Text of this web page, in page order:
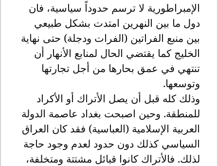
الإمبراطورية لا ترسم حدوداً سياسية، فان
دول ما بين النهرين امتدت بشكل طبيعي
بين منبع الفراتين (الفرات ودجلة) حتى نهاية
الخليج كما يقتضي الحال لمنابع الأنهار أن
تنتهي في عمق بحارها من أجل تجارتها
وتوسعها.
وذلك كله قبل أن يصل الأتراك أو الأكراد
للمنطقة. وحين اصبحت بغداد عاصمة الدولة
العربية الإسلامية (العباسية) فقد كان العراق
السياسي كذلك دون حدود لعدم وجود حاجة
لذلك. فالأتراك كانوا قبائل مشتتة ومتخلفة،